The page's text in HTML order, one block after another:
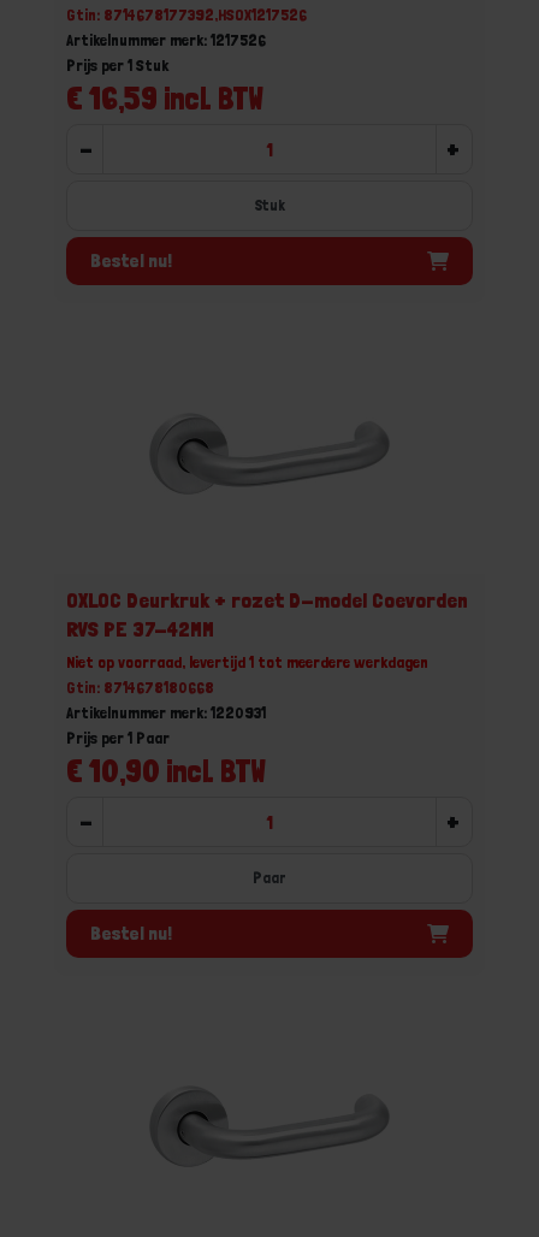
Gtin: 8714678177392,HSOX1217526
Artikelnummer merk: 1217526
€ 16,59 incl. BTW
Prijs per 1 Stuk
- +
Stuk
Bestel nu!
OXLOC Deurkruk + rozet D-model Coevorden
RVS PE 37-42MM
Niet op voorraad, levertijd 1 tot meerdere werkdagen
Gtin: 8714678180668
Artikelnummer merk: 1220931
€ 10,90 incl. BTW
Prijs per 1 Paar
- +
Paar
Bestel nu!